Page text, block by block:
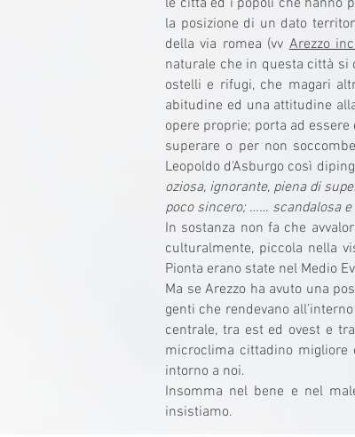
le città ed i popoli che hanno
la posizione di un dato
della via romea (vvArezzo
naturale che in questa città
ostelli e rifugi, che magari
abitudine ed una attitudine
opere proprie; porta ad
superare o per non
Leopoldo d'Asburgo così
oziosa, ignorante, piena di
poco sincero; …… scandalosa
In sostanza non fa che
culturalmente, piccola nella
Pionta erano state nel Medio
Ma se Arezzo ha avuto una
genti che rendevano
centrale, tra est ed ovest e
microclima cittadino migliore
intorno a noi.
Insomma nel bene e nel
insistiamo.